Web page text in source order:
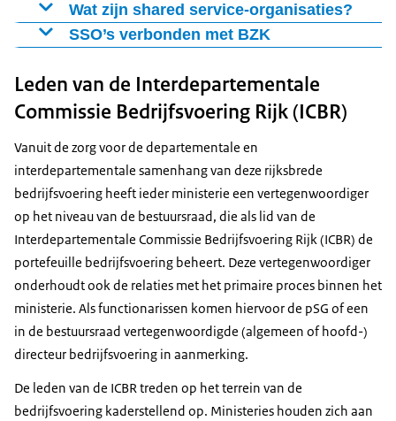
en de onderdelen daarvan centraal (in belangrijke
mate samengebracht in een organisatie) of decentraal
worden georganiseerd. Vanwege de noodzakelijke
standaardisatie en schaalvoordelen zijn deze directies
bij voorkeur centraal georganiseerd. Dit sluit niet uit dat
bij onderdelen van het ministerie, bij voorbeeld bij
grotere uitvoeringsorganisaties, aanvullende
voorzieningen kunnen worden getroffen.
Wat zijn shared service-organisaties?
SSO’s zijn:
resultaatverantwoordelijk voor het leveren van
(ondersteunende activiteiten of diensten
op basis van vooraf afgesproken werkzaamheden
met als doel: een hoger service- en kwaliteitsniveau
SSO’s verbonden met BZK
Koninkrijksrelaties is verantwoordelijk voor een aantal
rijksbrede SSO’s op het terrein van de bedrijfsvoering.
Deze SSO's zijn ondergebracht bij
Leden van de Interdepartementale
Commissie Bedrijfsvoering Rijk (ICBR)
Vanuit de zorg voor de departementale en
interdepartementale samenhang van deze rijksbrede
bedrijfsvoering heeft ieder ministerie een vertegenwoordiger
op het niveau van de bestuursraad, die als lid van de
Interdepartementale Commissie Bedrijfsvoering Rijk (ICBR) de
portefeuille bedrijfsvoering beheert. Deze vertegenwoordiger
onderhoudt ook de relaties met het primaire proces binnen het
ministerie. Als functionarissen komen hiervoor de pSG of een
in de bestuursraad vertegenwoordigde (algemeen of hoofd-)
directeur bedrijfsvoering in aanmerking.
De leden van de ICBR treden op het terrein van de
bedrijfsvoering kaderstellend op. Ministeries houden zich aan